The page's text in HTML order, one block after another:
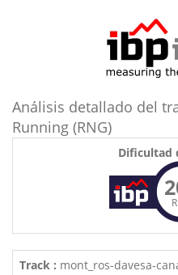
Análisis detallado del
Running (RNG)
Dificultad
Track : mont_ros-davesa-